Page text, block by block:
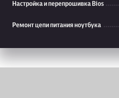
Настройка и перепрошивка Bios
Ремонт цепи питания ноутбука